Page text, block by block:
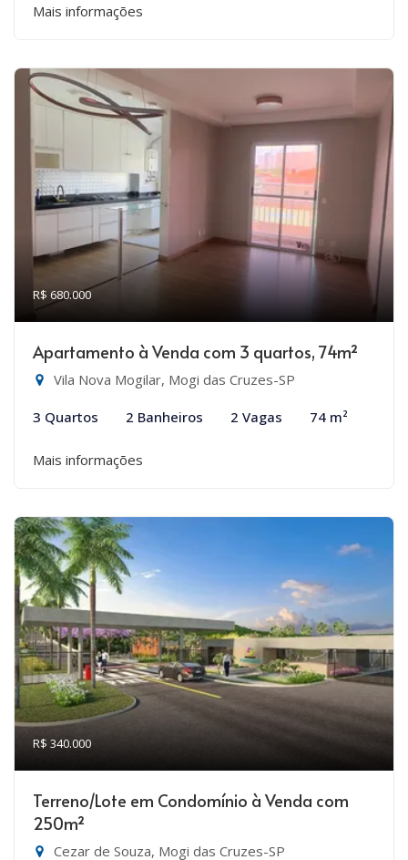
Mais informações
R$ 680.000
Apartamento à Venda com 3 quartos, 74m²
Vila Nova Mogilar, Mogi das Cruzes-SP
3 Quartos 2 Banheiros 2 Vagas 74 m²
Mais informações
R$ 340.000
Terreno/Lote em Condomínio à Venda com
250m²
Cezar de Souza, Mogi das Cruzes-SP